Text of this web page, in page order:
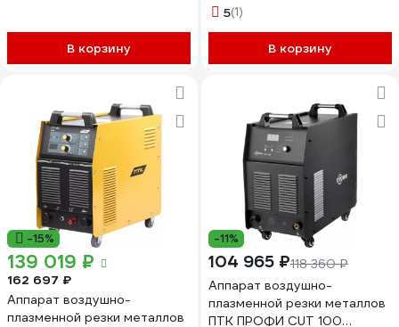
В корзину
0001053 НП000001053
5(1)
В корзину
-15%
139 019 ₽
162 697 ₽
Аппарат воздушно-
плазменной резки металлов
-11%
104 965 ₽118 360 ₽
Аппарат воздушно-
плазменной резки металлов
ПТК ПРОФИ CUT 100